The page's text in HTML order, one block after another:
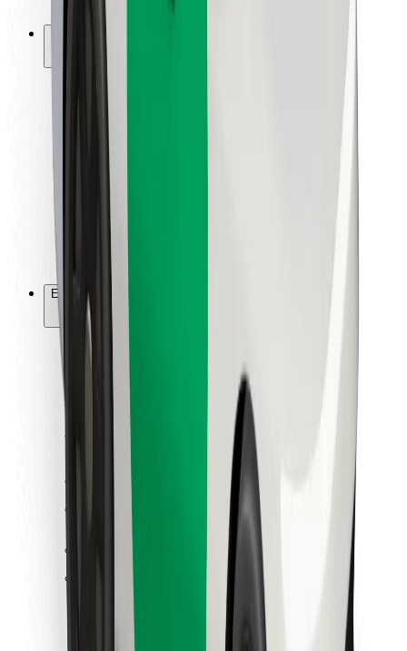
Bolt töltőállomások
Utasoknak
Sofőröknek
Ételfutároknak
Bolt Food
Bolt for Business
Egyéb
Beszállítók
Pár perc alatt ott vagyunk érted!
Bolt alkalmazás letöltése
Találd meg kedvenc ételedet!
Bolt Food app letöltése